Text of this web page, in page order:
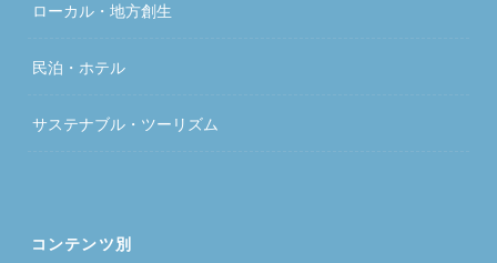
ローカル・地方創生
民泊・ホテル
サステナブル・ツーリズム
コンテンツ別